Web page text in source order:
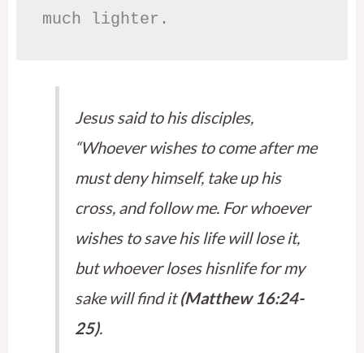
much lighter.
Jesus said to his disciples,
“Whoever wishes to come after me
must deny himself, take up his
cross, and follow me. For whoever
wishes to save his life will lose it,
but whoever loses hisnlife for my
sake will find it(Matthew 16:24-
25).